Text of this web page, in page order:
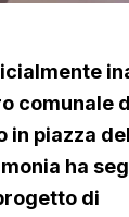
comunale
in piazza
ha
di